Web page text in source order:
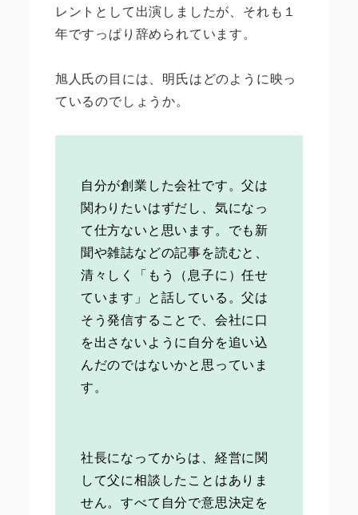
レントとして出演しましたが、それも１
年ですっぱり辞められています。
旭人氏の目には、明氏はどのように映っ
ているのでしょうか。
自分が創業した会社です。父は
関わりたいはずだし、気になっ
て仕方ないと思います。でも新
聞や雑誌などの記事を読むと、
清々しく「もう（息子に）任せ
ています」と話している。父は
そう発信することで、会社に口
を出さないように自分を追い込
んだのではないかと思っていま
す。
社長になってからは、経営に関
して父に相談したことはありま
せん。すべて自分で意思決定を